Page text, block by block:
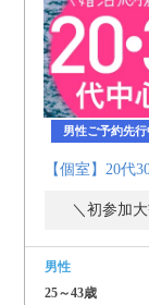
男性ご予約先行
【個室】20代
＼初参加
男性
25～43歳